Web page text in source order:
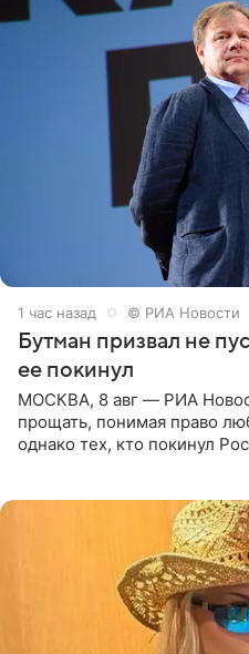
1 час назад © РИА Новости
Бутман призвал не
ее покинул
МОСКВА, 8 авг — РИА
прощать, понимая право
однако тех, кто покинул